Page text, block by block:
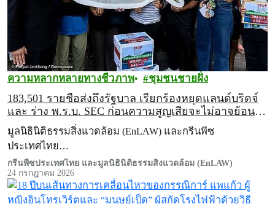
ความหลากหลายทางชีวภาพ ชุมชนชายฝั่ง
183,501 รายชื่อส่งถึงรัฐบาล เรียกร้องหยุดแลนด์บริดจ์
และ ร่าง พ.ร.บ. SEC ก่อนความสูญเสียจะไม่อาจย้อน
คืน
มูลนิธินิติธรรมสิ่งแวดล้อม (EnLAW) และกรีนพีซ
ประเทศไทย…
กรีนพีซประเทศไทย และมูลนิธินิติธรรมสิ่งแวดล้อม (EnLAW)
24 กรกฎาคม 2026